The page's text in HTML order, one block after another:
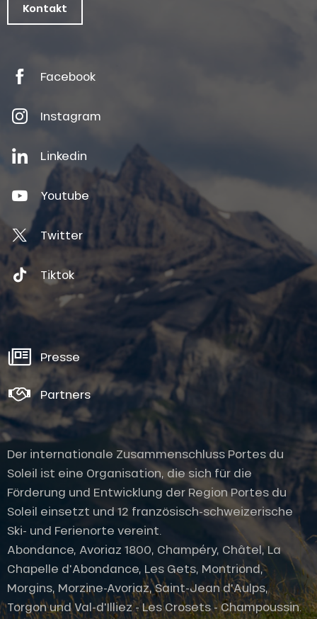
Kontakt
Facebook
Instagram
Linkedin
Youtube
Twitter
Tiktok
Presse
Partners
Der internationale Zusammenschluss Portes du
Soleil ist eine Organisation, die sich für die
Förderung und Entwicklung der Region Portes du
Soleil einsetzt und 12 französisch-schweizerische
Ski- und Ferienorte vereint.
Abondance, Avoriaz 1800, Champéry, Châtel, La
Chapelle d'Abondance, Les Gets, Montriond,
Morgins, Morzine-Avoriaz, Saint-Jean d'Aulps,
Torgon und Val-d'Illiez - Les Crosets - Champoussin.